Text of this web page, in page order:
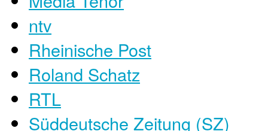
ntv
Rheinische Post
Roland Schatz
RTL
Süddeutsche Zeitung (SZ)